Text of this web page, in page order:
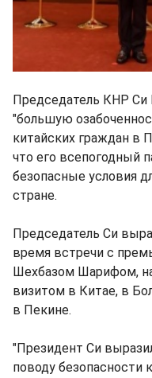
Председатель КНР Си
"большую
китайских граждан в
что его всепогодный
безопасные условия
стране.
Председатель Си
время встречи с
Шехбазом Шарифом,
визитом в Китае, в
в Пекине.
"Президент Си
поводу безопасности